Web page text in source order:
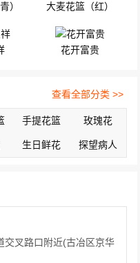
） 大麦花篮（红）
花开富贵
查看全部分类 >>
手提花篮 玫瑰花
生日鲜花 探望病人
交叉路口附近(古冶区京华